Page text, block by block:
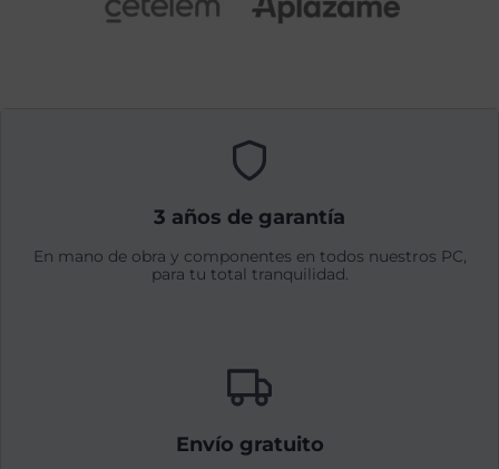
3 años de garantía
En mano de obra y componentes en todos nuestros PC,
para tu total tranquilidad.
Envío gratuito